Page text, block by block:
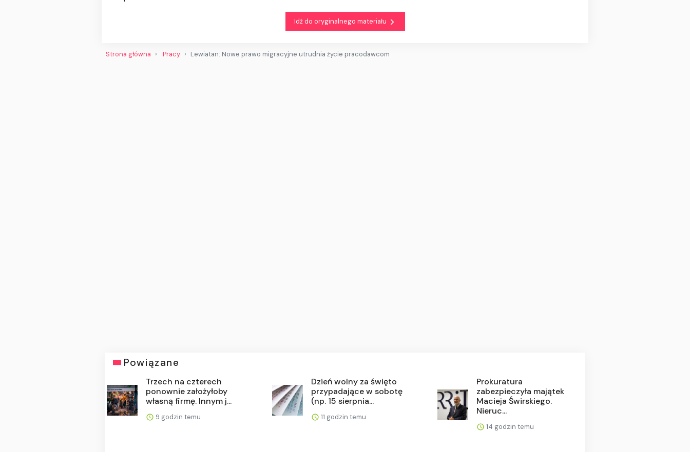
Idź do oryginalnego materiału
Strona główna Pracy Lewiatan: Nowe prawo migracyjne utrudnia życie pracodawcom
Powiązane
Trzech na czterech
ponownie założyłoby
własną firmę. Innym j...
9 godzin temu
Dzień wolny za święto
przypadające w sobotę
(np. 15 sierpnia...
11 godzin temu
Prokuratura
zabezpieczyła majątek
Macieja Świrskiego.
Nieruc...
14 godzin temu